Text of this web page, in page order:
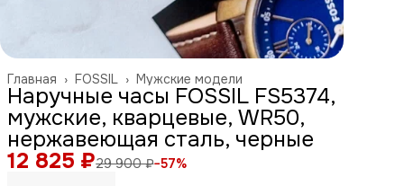
Мужские модели
FOSSIL ›
Главная ›
Наручные часы FOSSIL FS5374,
мужские, кварцевые, WR50,
нержавеющая сталь, черные
12 825 ₽29 900 ₽−57%